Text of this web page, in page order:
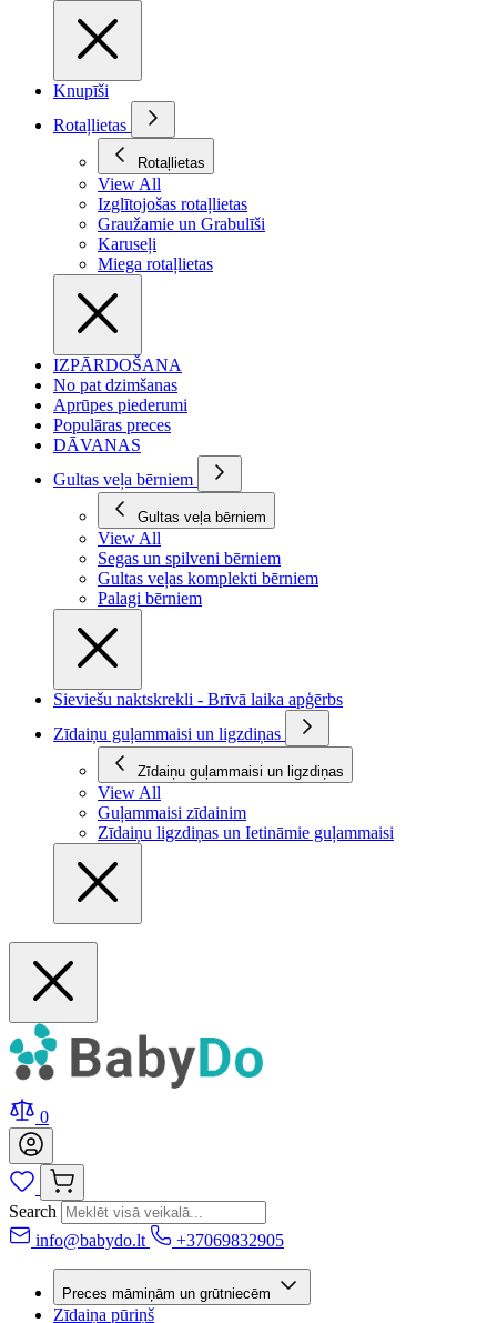
Knupīši
Rotaļlietas
Rotaļlietas
View All
Izglītojošas rotaļlietas
Graužamie un Grabulīši
Karuseļi
Miega rotaļlietas
IZPĀRDOŠANA
No pat dzimšanas
Aprūpes piederumi
Populāras preces
DĀVANAS
Gultas veļa bērniem
Gultas veļa bērniem
View All
Segas un spilveni bērniem
Gultas veļas komplekti bērniem
Palagi bērniem
Sieviešu naktskrekli - Brīvā laika apģērbs
Zīdaiņu guļammaisi un ligzdiņas
Zīdaiņu guļammaisi un ligzdiņas
View All
Guļammaisi zīdainim
Zīdaiņu ligzdiņas un Ietināmie guļammaisi
0
Search
info@babydo.lt
+37069832905
Preces māmiņām un grūtniecēm
Zīdaiņa pūriņš